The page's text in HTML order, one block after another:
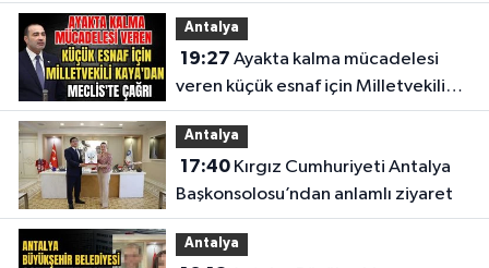
Antalya
19:27
veren küçük esnaf için Milletvekili
Kaya'dan Meclis'te çağrı
Antalya
17:40Kırgız Cumhuriyeti Antalya
Başkonsolosu’ndan anlamlı ziyaret
Antalya